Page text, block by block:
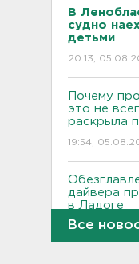
В
судно
детьми
20:13,
Почему
это не
раскрыла
19:54,
дайвера
в Ладоге
19:35,
Все